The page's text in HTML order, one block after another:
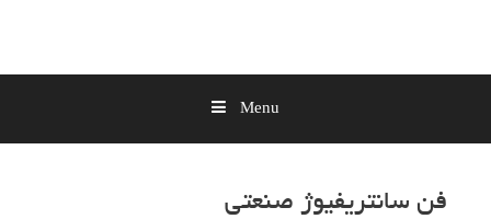
Menu
فن سانتریفیوژ صنعتی